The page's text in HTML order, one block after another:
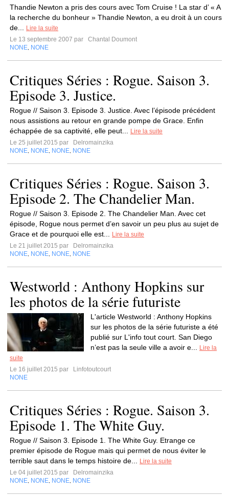
Thandie Newton a pris des cours avec Tom Cruise ! La star d’ « A
la recherche du bonheur » Thandie Newton, a eu droit à un cours
de...
Lire la suite
Le 13 septembre 2007 par
Chantal Doumont
NONE NONE
Critiques Séries : Rogue. Saison 3.
Episode 3. Justice.
Rogue // Saison 3. Episode 3. Justice. Avec l’épisode précédent
nous assistions au retour en grande pompe de Grace. Enfin
échappée de sa captivité, elle peut...
Lire la suite
Le 25 juillet 2015 par
Delromainzika
NONE NONE NONE NONE
Critiques Séries : Rogue. Saison 3.
Episode 2. The Chandelier Man.
Rogue // Saison 3. Episode 2. The Chandelier Man. Avec cet
épisode, Rogue nous permet d’en savoir un peu plus au sujet de
Grace et de pourquoi elle est...
Lire la suite
Le 21 juillet 2015 par
Delromainzika
NONE NONE NONE NONE
Westworld : Anthony Hopkins sur
les photos de la série futuriste
L'article Westworld : Anthony Hopkins
sur les photos de la série futuriste a été
publié sur L'info tout court. San Diego
n’est pas la seule ville a avoir e...
Lire la
suite
Le 16 juillet 2015 par
Linfotoutcourt
NONE
Critiques Séries : Rogue. Saison 3.
Episode 1. The White Guy.
Rogue // Saison 3. Episode 1. The White Guy. Etrange ce
premier épisode de Rogue mais qui permet de nous éviter le
terrible saut dans le temps histoire de...
Lire la suite
Le 04 juillet 2015 par
Delromainzika
NONE NONE NONE NONE